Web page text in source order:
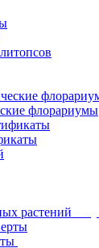
флорариумы
растений